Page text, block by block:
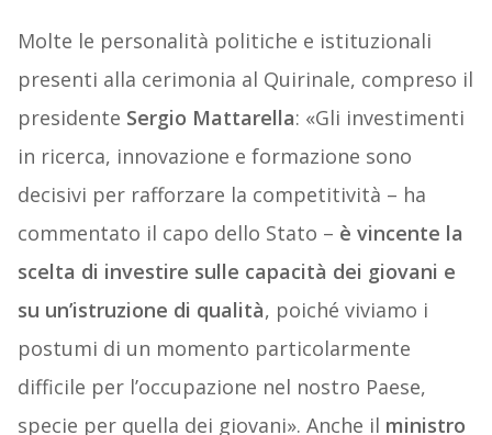
Molte le personalità politiche e istituzionali
presenti alla cerimonia al Quirinale, compreso il
presidente Sergio Mattarella: «Gli investimenti
in ricerca, innovazione e formazione sono
decisivi per rafforzare la competitività – ha
commentato il capo dello Stato – è vincente la
scelta di investire sulle capacità dei giovani e
su un’istruzione di qualità, poiché viviamo i
postumi di un momento particolarmente
difficile per l’occupazione nel nostro Paese,
specie per quella dei giovani». Anche il ministro